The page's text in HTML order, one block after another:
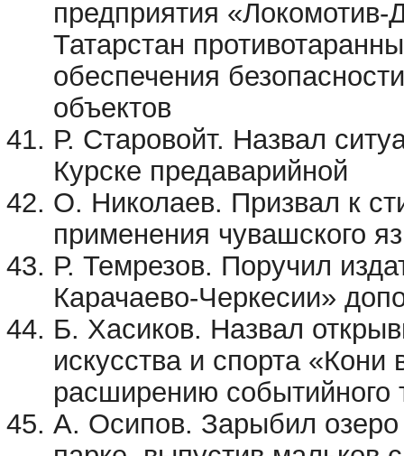
предприятия «Локомотив-
Татарстан
обеспечения
объектов
Р. Старовойт. Назвал
Курске предаварийной
О. Николаев. Призвал к
применения чувашского
Р. Темрезов. Поручил
Карачаево-Черкесии»
Б. Хасиков. Назвал
искусства и спорта
расширению событийного
А. Осипов. Зарыбил